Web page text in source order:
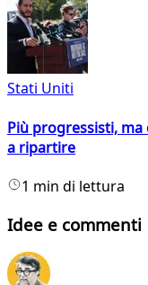
Stati Uniti
Più progressisti,
a ripartire
1 min di lettura
Idee e commenti